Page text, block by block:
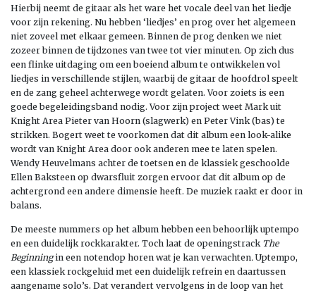
Hierbij neemt de gitaar als het ware het vocale deel van het liedje
voor zijn rekening. Nu hebben ‘liedjes’ en prog over het algemeen
niet zoveel met elkaar gemeen. Binnen de prog denken we niet
zozeer binnen de tijdzones van twee tot vier minuten. Op zich dus
een flinke uitdaging om een boeiend album te ontwikkelen vol
liedjes in verschillende stijlen, waarbij de gitaar de hoofdrol speelt
en de zang geheel achterwege wordt gelaten. Voor zoiets is een
goede begeleidingsband nodig. Voor zijn project weet Mark uit
Knight Area Pieter van Hoorn (slagwerk) en Peter Vink (bas) te
strikken. Bogert weet te voorkomen dat dit album een look-alike
wordt van Knight Area door ook anderen mee te laten spelen.
Wendy Heuvelmans achter de toetsen en de klassiek geschoolde
Ellen Baksteen op dwarsfluit zorgen ervoor dat dit album op de
achtergrond een andere dimensie heeft. De muziek raakt er door in
balans.
De meeste nummers op het album hebben een behoorlijk uptempo
en een duidelijk rockkarakter. Toch laat de openingstrack The
Beginningin een notendop horen wat je kan verwachten. Uptempo,
een klassiek rockgeluid met een duidelijk refrein en daartussen
aangename solo’s. Dat verandert vervolgens in de loop van het